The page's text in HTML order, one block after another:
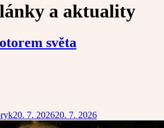
a aktuality
světa
20. 7. 202620. 7. 2026